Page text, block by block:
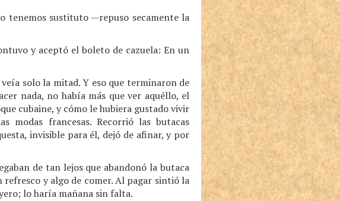
tenemos sustituto —repuso secamente la
y aceptó el boleto de cazuela: En un
solo la mitad. Y eso que terminaron de
nada, no había más que ver aquéllo, el
cubaine, y cómo le hubiera gustado vivir
modas francesas. Recorrió las butacas
invisible para él, dejó de afinar, y por
de tan lejos que abandonó la butaca
y algo de comer. Al pagar sintió la
lo haría mañana sin falta.